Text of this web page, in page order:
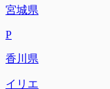
宮城県
P
香川県
イリエ